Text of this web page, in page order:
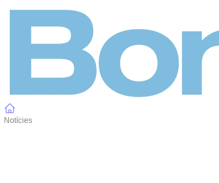
Notícies